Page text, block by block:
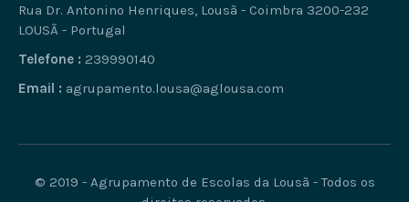
Rua Dr. Antonino Henriques, Lousã - Coimbra 3200-232
LOUSÃ - Portugal
Telefone : 239990140
Email : agrupamento.lousa@aglousa.com
© 2019 - Agrupamento de Escolas da Lousã - Todos os